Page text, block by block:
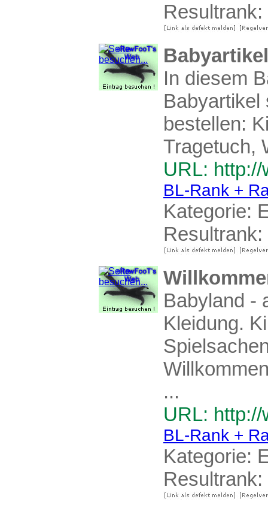
Resultrank:
In diesem
bestellen:
Tragetuch,
URL:
BL-Rank +
Kategorie:
Resultrank:
Babyland -
Kleidung.
...
URL:
BL-Rank +
Kategorie:
Resultrank: